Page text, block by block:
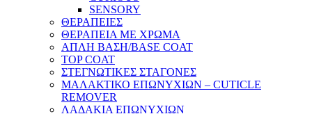
SENSORY
ΘΕΡΑΠΕΙΕΣ
ΘΕΡΑΠΕΙΑ ΜΕ ΧΡΩΜΑ
ΑΠΛΗ ΒΑΣΗ/BASE COAT
TOP COAT
ΣΤΕΓΝΩΤΙΚΕΣ ΣΤΑΓΟΝΕΣ
ΜΑΛΑΚΤΙΚΟ ΕΠΩΝΥΧΙΩΝ – CUTICLE
REMOVER
ΛΑΔΑΚΙΑ ΕΠΩΝΥΧΙΩΝ